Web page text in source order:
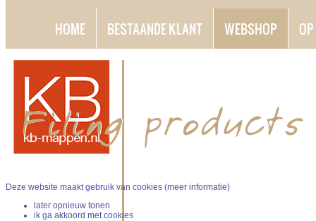
HOME BESTAANDE KLANT WEBSHOP
Deze website maakt gebruik van cookies (meer informatie)
later opnieuw tonen
ik ga akkoord met cookies